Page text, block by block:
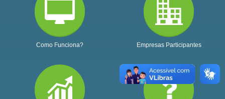
Como Funciona? Empresas Participantes